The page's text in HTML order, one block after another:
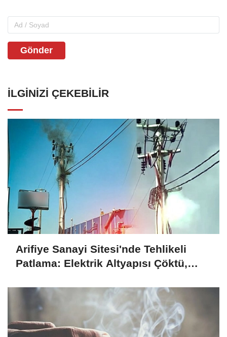
Gönder
İLGINIZI ÇEKEBILIR
Arifiye Sanayi Sitesi'nde Tehlikeli
Patlama: Elektrik Altyapısı Çöktü,